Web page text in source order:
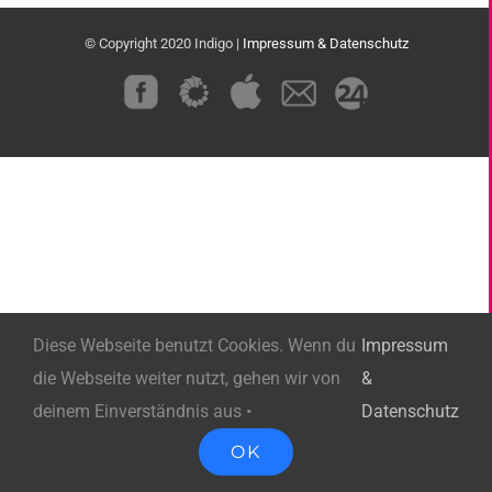
© Copyright 2020 Indigo | Impressum & Datenschutz
Benutzerdefiniert
Benutzerdefiniert
Benutzerdefiniert
Benutzerdefiniert
Benutzerdefiniert
Diese Webseite benutzt Cookies. Wenn du
die Webseite weiter nutzt, gehen wir von
deinem Einverständnis aus •
Impressum
&
Datenschutz
OK